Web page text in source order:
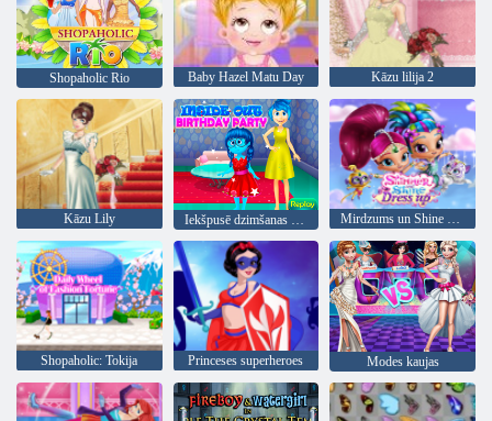
Shopaholic Rio Baby Hazel Matu Day Kāzu lilija 2
Kāzu Lily Iekšpusē dzimšanas dienas svinības Mirdzums un Shine saģērbt
Shopaholic: Tokija Princeses superheroes Modes kaujas